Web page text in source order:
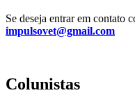
Se deseja entrar em contato
impulsovet@gmail.com
Colunistas